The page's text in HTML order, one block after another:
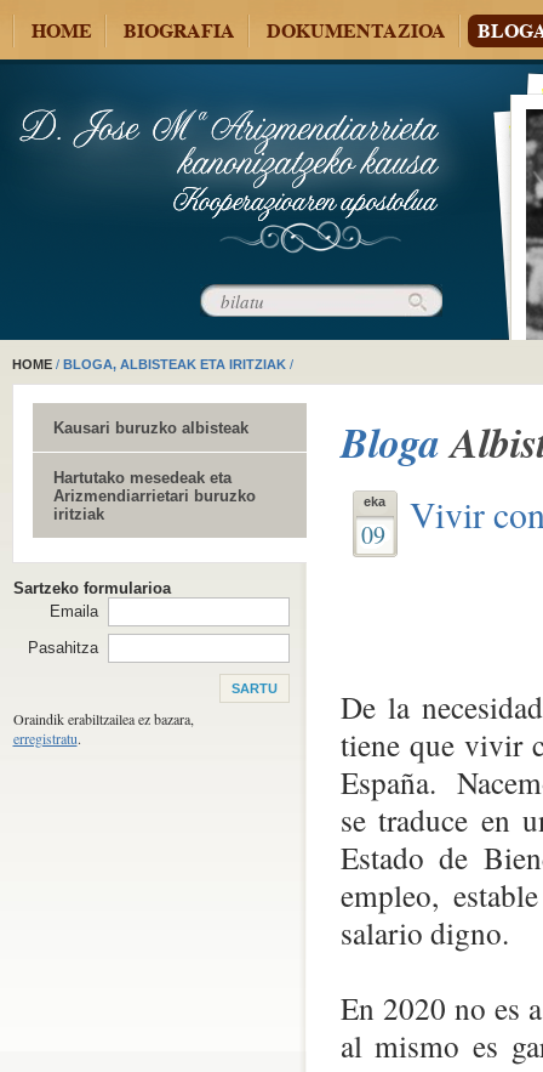
HOME BIOGRAFIA DOKUMENTAZIOA
HOME/ BLOGA, ALBISTEAK ETA IRITZIAK/
Kausari buruzko albisteak
Hartutako mesedeak eta
Arizmendiarrietari buruzko
iritziak
Sartzeko formularioa
Emaila
Pasahitza
Oraindik erabiltzailea ez bazara,
erregistratu.
Bloga
eka
09 Vivir
De la
tiene que vivir
España.
se traduce en
Estado de
empleo,
salario digno.
En 2020 no es
al mismo es